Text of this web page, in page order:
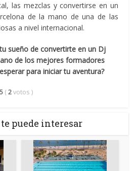
las mezclas y convertirse en un
de la mano de una de las
a nivel internacional.
sueño de convertirte en un Dj
de los mejores formadores
para iniciar tu aventura?
5 (2votos )
puede interesar